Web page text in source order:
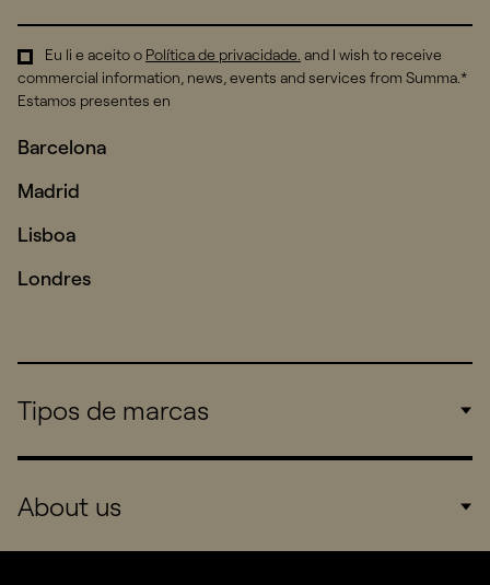
Eu li e aceito o Política de privacidade. and I wish to receive
commercial information, news, events and services from Summa.*
Estamos presentes en
Barcelona
Madrid
Lisboa
Londres
Tipos de marcas
Consumers
About us